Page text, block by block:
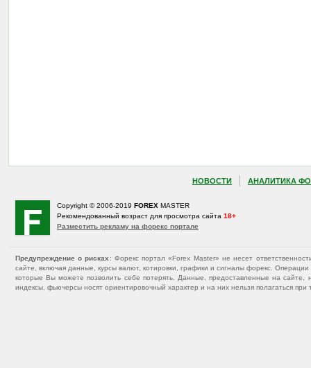
НОВОСТИ АНАЛИТИКА
Copyright © 2006-2019 FOREX MASTER
Рекомендованный возраст для просмотра сайта 18+
Разместить рекламу на форекс портале
Предупреждение о рисках : Форекс портал «Forex Master» не несет
сайте, включая данные, курсы валют, котировки, графики и сигналы форекс.
которые Вы можете позволить себе потерять. Данные, предоставленные на
индексы, фьючерсы носят ориентировочный характер и на них нельзя полагаться при